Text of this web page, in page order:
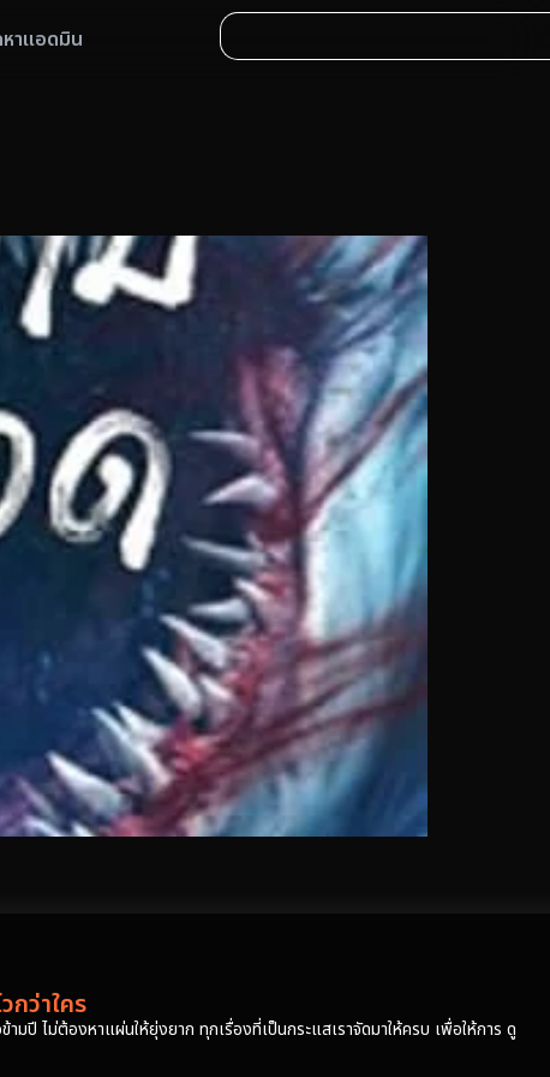
าแอดมิน
ว่าใคร
ปี ไม่ต้องหาแผ่นให้ยุ่งยาก ทุกเรื่องที่เป็นกระแสเราจัดมาให้ครบ เพื่อให้การ ดู